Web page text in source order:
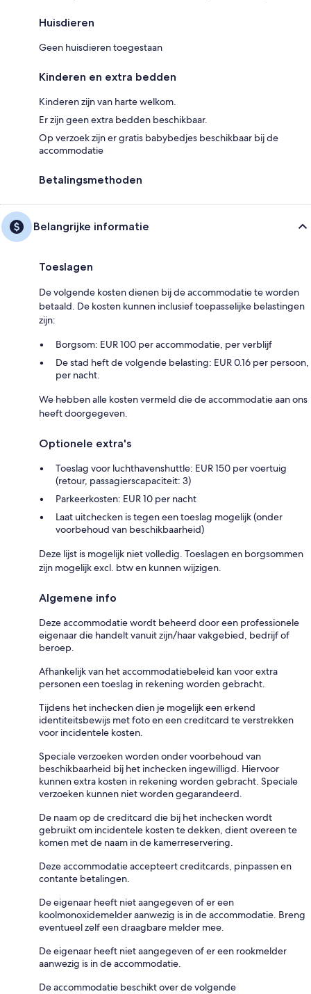
Huisdieren
Geen huisdieren toegestaan
Kinderen en extra bedden
Kinderen zijn van harte welkom.
Er zijn geen extra bedden beschikbaar.
Op verzoek zijn er gratis babybedjes beschikbaar bij de
accommodatie
Betalingsmethoden
Belangrijke informatie
Toeslagen
De volgende kosten dienen bij de accommodatie te worden
betaald. De kosten kunnen inclusief toepasselijke belastingen
zijn:
Borgsom: EUR 100 per accommodatie, per verblijf
De stad heft de volgende belasting: EUR 0.16 per persoon,
per nacht.
We hebben alle kosten vermeld die de accommodatie aan ons
heeft doorgegeven.
Optionele extra's
Toeslag voor luchthavenshuttle: EUR 150 per voertuig
(retour, passagierscapaciteit: 3)
Parkeerkosten: EUR 10 per nacht
Laat uitchecken is tegen een toeslag mogelijk (onder
voorbehoud van beschikbaarheid)
Deze lijst is mogelijk niet volledig. Toeslagen en borgsommen
zijn mogelijk excl. btw en kunnen wijzigen.
Algemene info
Deze accommodatie wordt beheerd door een professionele
eigenaar die handelt vanuit zijn/haar vakgebied, bedrijf of
beroep.
Afhankelijk van het accommodatiebeleid kan voor extra
personen een toeslag in rekening worden gebracht.
Tijdens het inchecken dien je mogelijk een erkend
identiteitsbewijs met foto en een creditcard te verstrekken
voor incidentele kosten.
Speciale verzoeken worden onder voorbehoud van
beschikbaarheid bij het inchecken ingewilligd. Hiervoor
kunnen extra kosten in rekening worden gebracht. Speciale
verzoeken kunnen niet worden gegarandeerd.
De naam op de creditcard die bij het inchecken wordt
gebruikt om incidentele kosten te dekken, dient overeen te
komen met de naam in de kamerreservering.
Deze accommodatie accepteert creditcards, pinpassen en
contante betalingen.
De eigenaar heeft niet aangegeven of er een
koolmonoxidemelder aanwezig is in de accommodatie. Breng
eventueel zelf een draagbare melder mee.
De eigenaar heeft niet aangegeven of er een rookmelder
aanwezig is in de accommodatie.
De accommodatie beschikt over de volgende